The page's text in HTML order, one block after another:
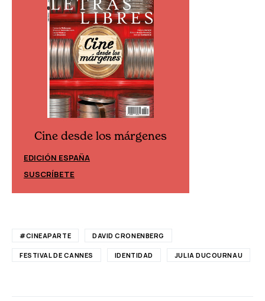
Cine desde los márgenes
EDICIÓN ESPAÑA
SUSCRÍBETE
#CINEAPARTE DAVID CRONENBERG
FESTIVAL DE CANNES IDENTIDAD JULIA DUCOURNAU